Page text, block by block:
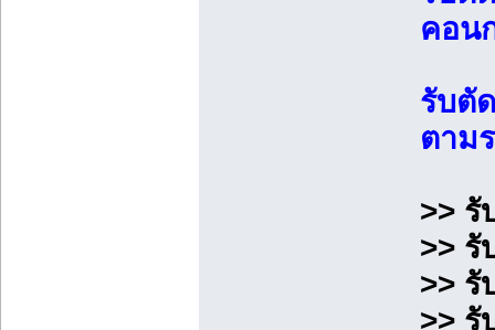
คอน
รับตั
ตาม
>> รั
>>
>>
>>